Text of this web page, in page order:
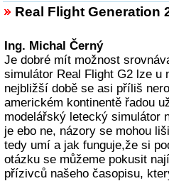
Real Flight Generation
Ing. Michal Černý
Je dobré mít možnost
simulátor Real Flight G2 lze u
nejbližší době se asi příliš
americkém kontinentě řadou
modelářský letecký simulátor
je ebo ne, názory se mohou
tedy umí a jak funguje,že si
otázku se můžeme pokusit
přízivců našeho časopisu,